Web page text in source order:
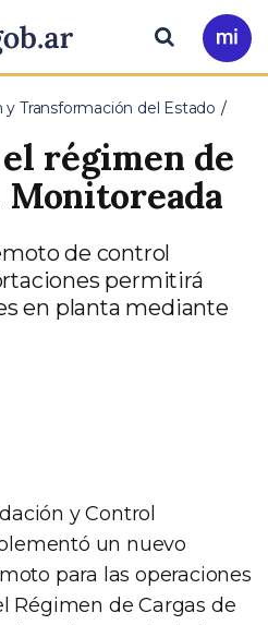
Ir
a
Buscar
Transformación del Estado
régimen de
de control
permitirá
en planta mediante
y Control
un nuevo
para las operaciones
Régimen de Cargas de